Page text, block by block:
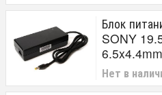
6.5 x 4.4
Для Бренда
Sony
Мощность (Ватт)
Блок
SONY
Нет в